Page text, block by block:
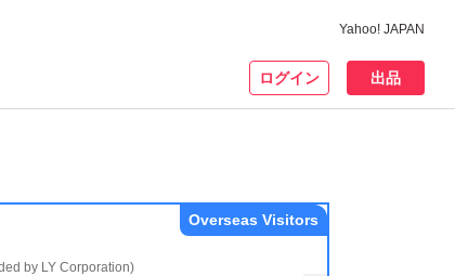
Yahoo! JAPAN
ログイン 出品
by LY Corporation)
Overseas Visitors